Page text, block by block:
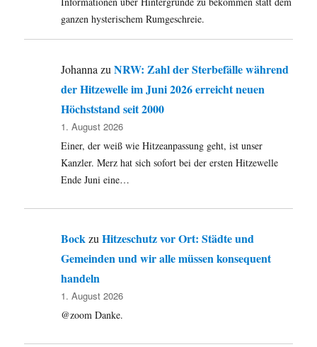
ganzen hysterischem Rumgeschreie.
Johanna zuNRW: Zahl der Sterbefälle während
der Hitzewelle im Juni 2026 erreicht neuen
Höchststand seit 2000
1. August 2026
Einer, der weiß wie Hitzeanpassung geht, ist unser
Kanzler. Merz hat sich sofort bei der ersten Hitzewelle
Ende Juni eine…
BockzuHitzeschutz vor Ort: Städte und
Gemeinden und wir alle müssen konsequent
handeln
1. August 2026
@zoom Danke.